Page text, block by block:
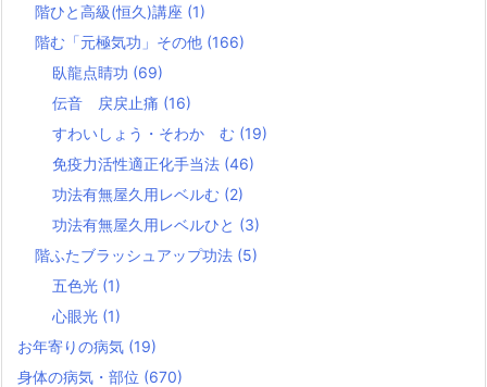
階ひと高級(恒久)講座 (1)
階む「元極気功」その他 (166)
臥龍点睛功 (69)
伝音 戻戻止痛 (16)
すわいしょう・そわか む (19)
免疫力活性適正化手当法 (46)
功法有無屋久用レベルむ (2)
功法有無屋久用レベルひと (3)
階ふたブラッシュアップ功法 (5)
五色光 (1)
心眼光 (1)
お年寄りの病気 (19)
身体の病気・部位 (670)